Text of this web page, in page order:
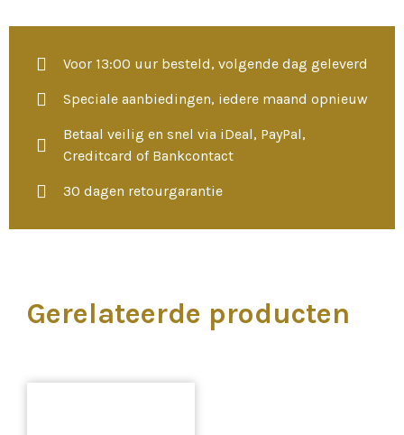
Voor 13:00 uur besteld, volgende dag geleverd
Speciale aanbiedingen, iedere maand opnieuw
Betaal veilig en snel via iDeal, PayPal,
Creditcard of Bankcontact
30 dagen retourgarantie
Gerelateerde producten